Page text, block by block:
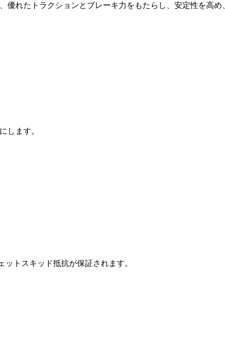
れたトラクションとブレーキ力をもたらし、安定性を高め
します。
トスキッド抵抗が保証されます。